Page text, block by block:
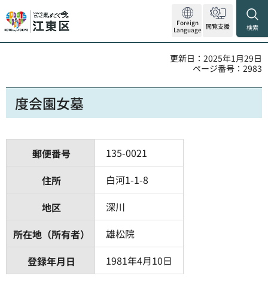
Foreign
Language 閲覧支援 検索
更新日：2025年1月29日
ページ番号：2983
度会園女墓
郵便番号
135-0021
住所
白河1-1-8
地区
深川
所在地（所有者）
雄松院
登録年月日
1981年4月10日